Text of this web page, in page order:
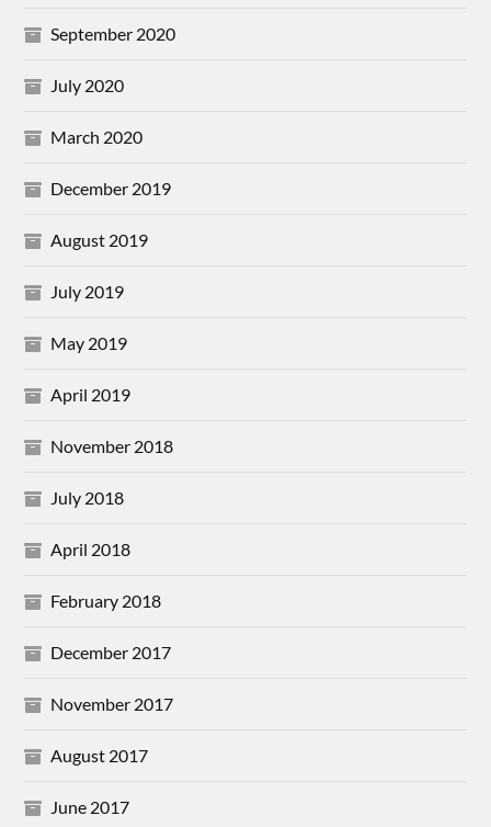
September 2020
July 2020
March 2020
December 2019
August 2019
July 2019
May 2019
April 2019
November 2018
July 2018
April 2018
February 2018
December 2017
November 2017
August 2017
June 2017